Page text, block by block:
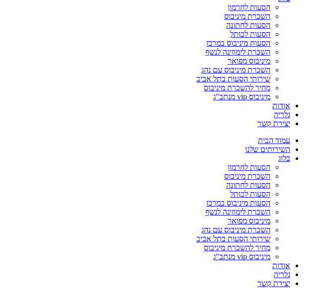
הסעות לחרמון
השכרת מיניבוס
הסעות לחתונה
הסעות לכותל
הסעות מיניבוס במרכז
השכרת לימוזינה לנשף
מיניבוס מפואר
השכרת מיניבוס עם נהג
שירותי הסעות בתל אביב
מחיר להשכרת מיניבוס
מיניבוס vip מנתב"ג
אודות
גלריה
יצירת קשר
עמוד הבית
השירותים שלנו
בלוג
הסעות לחרמון
השכרת מיניבוס
הסעות לחתונה
הסעות לכותל
הסעות מיניבוס במרכז
השכרת לימוזינה לנשף
מיניבוס מפואר
השכרת מיניבוס עם נהג
שירותי הסעות בתל אביב
מחיר להשכרת מיניבוס
מיניבוס vip מנתב"ג
אודות
גלריה
יצירת קשר